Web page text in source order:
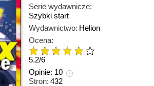
Serie wydawnicze:
Szybki start
Wydawnictwo: Helion
Ocena:
5.2/6
Opinie: 10
Stron: 432